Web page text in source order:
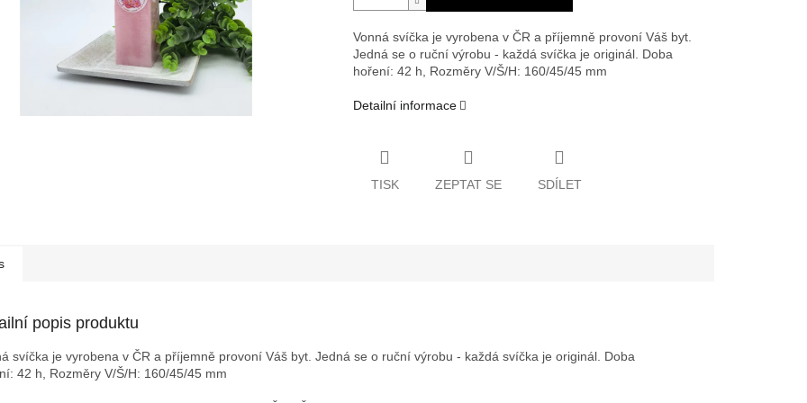
Vonná svíčka je vyrobena v ČR a příjemně provoní Váš byt.
Jedná se o ruční výrobu - každá svíčka je originál. Doba
hoření: 42 h, Rozměry V/Š/H: 160/45/45 mm
Detailní informace
TISK ZEPTAT SE SDÍLET
popis produktu
svíčka je vyrobena v ČR a příjemně provoní Váš byt. Jedná se o ruční výrobu - každá svíčka je originál. Doba
42 h, Rozměry V/Š/H: 160/45/45 mm